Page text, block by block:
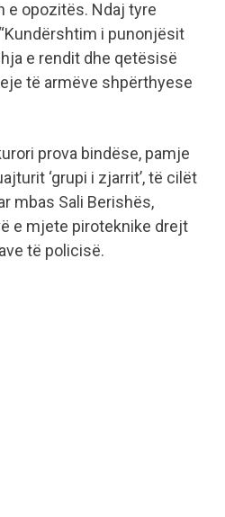
e opozitës. Ndaj tyre
i punonjësit
e rendit dhe qetësisë
leje të armëve shpërthyese
prova bindëse, pamje
‘grupi i zjarrit’, të cilët
mbas Sali Berishës,
e mjete piroteknike drejt
të policisë.